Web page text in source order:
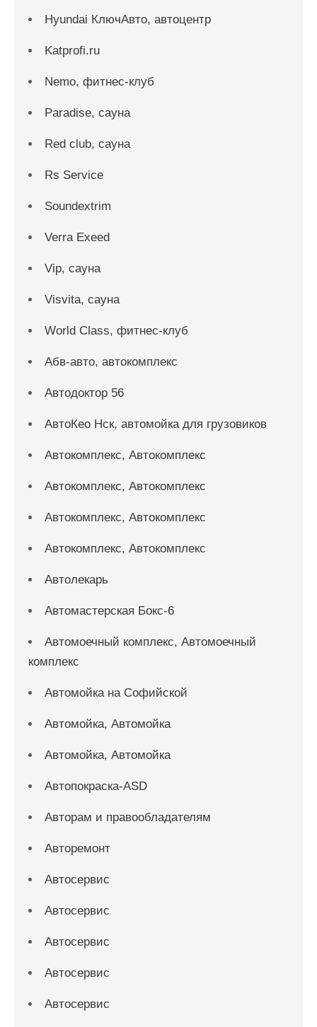
Hyundai КлючАвто, автоцентр
Katprofi.ru
Nemo, фитнес-клуб
Paradise, сауна
Red сlub, сауна
Rs Service
Soundextrim
Verra Exeed
Vip, сауна
Visvita, сауна
World Class, фитнес-клуб
Абв-авто, автокомплекс
Автодоктор 56
АвтоКео Нск, автомойка для грузовиков
Автокомплекс, Автокомплекс
Автокомплекс, Автокомплекс
Автокомплекс, Автокомплекс
Автокомплекс, Автокомплекс
Автолекарь
Автомастерская Бокс-6
Автомоечный комплекс, Автомоечный
комплекс
Автомойка на Софийской
Автомойка, Автомойка
Автомойка, Автомойка
Автопокраска-ASD
Авторам и правообладателям
Авторемонт
Автосервис
Автосервис
Автосервис
Автосервис
Автосервис